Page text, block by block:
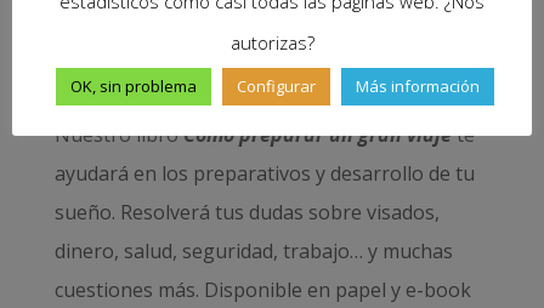
Nuestro libroCómo preparar un gran viajete
ayudará en los preparativos y desarrollo de tu
sueño. Resolverá tus dudas sobre visados,
dinero, salud, seguridad, trabajo… y muchas
cuestiones más. Disponible en papel y e-book
autorizas?
OK, sin problema Configurar Más información